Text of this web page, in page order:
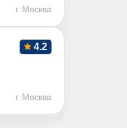
г. Москва
4.2
г. Москва